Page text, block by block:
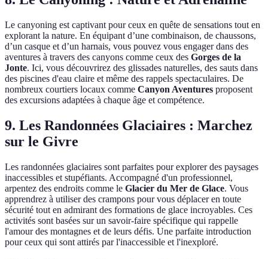
Le canyoning est captivant pour ceux en quête de sensations tout en
explorant la nature. En équipant d’une combinaison, de chaussons,
d’un casque et d’un harnais, vous pouvez vous engager dans des
aventures à travers des canyons comme ceux des Gorges de la
Jonte. Ici, vous découvrirez des glissades naturelles, des sauts dans
des piscines d'eau claire et même des rappels spectaculaires. De
nombreux courtiers locaux comme Canyon Aventures proposent
des excursions adaptées à chaque âge et compétence.
9. Les Randonnées Glaciaires : Marchez
sur le Givre
Les randonnées glaciaires sont parfaites pour explorer des paysages
inaccessibles et stupéfiants. Accompagné d'un professionnel,
arpentez des endroits comme le Glacier du Mer de Glace. Vous
apprendrez à utiliser des crampons pour vous déplacer en toute
sécurité tout en admirant des formations de glace incroyables. Ces
activités sont basées sur un savoir-faire spécifique qui rappelle
l'amour des montagnes et de leurs défis. Une parfaite introduction
pour ceux qui sont attirés par l'inaccessible et l'inexploré.